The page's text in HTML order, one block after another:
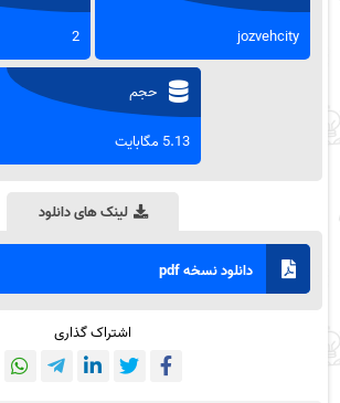
jozvehcity
2
حجم
5.13 مگابایت
لینک های دانلود
دانلود نسخه pdf
اشتراک گذاری